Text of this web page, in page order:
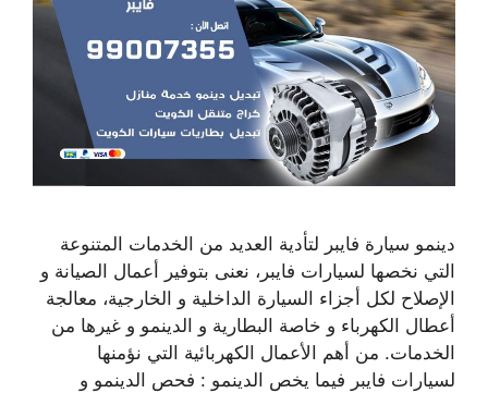
دينمو سيارة فايبر لتأدية العديد من الخدمات المتنوعة
التي نخصها لسيارات فايبر، نعنى بتوفير أعمال الصيانة و
الإصلاح لكل أجزاء السيارة الداخلية و الخارجية، معالجة
أعطال الكهرباء و خاصة البطارية و الدينمو و غيرها من
الخدمات. من أهم الأعمال الكهربائية التي نؤمنها
لسيارات فايبر فيما يخص الدينمو : فحص الدينمو و